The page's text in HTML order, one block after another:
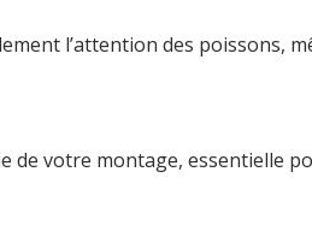
l’attention des poissons,
votre montage, essentielle